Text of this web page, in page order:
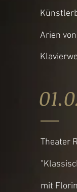
Arien
Theater
mit